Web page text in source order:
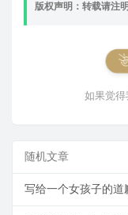
版权声明：转载请注
如果觉
随机文章
写给一个女孩子的道